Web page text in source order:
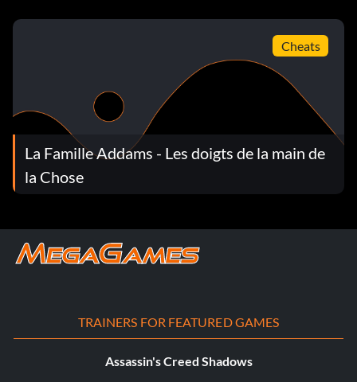
Cheats
La Famille Addams - Les doigts de la main de
la Chose
TRAINERS FOR FEATURED GAMES
Assassin's Creed Shadows